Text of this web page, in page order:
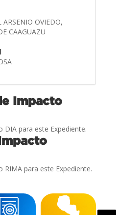
OVIEDO,
CAAGUAZU
Impacto
DIA para este Expediente.
para este Expediente.